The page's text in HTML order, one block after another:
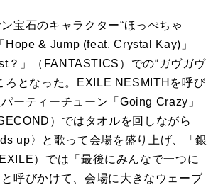
宝石のキャラクター“ほっぺちゃ
Hope & Jump (feat. Crystal Kay)」
？」（FANTASTICS）での“ガヴガヴ
ろとなった。EXILE NESMITHを呼び
ーティーチューン「Going Crazy」
）ではタオルを回しながら
up〉と歌って会場を盛り上げ、「銀
）では「最後にみんなで一つに
呼びかけて、会場に大きなウェーブ